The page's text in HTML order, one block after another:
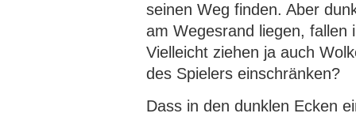
seinen Weg finden. Aber
am Wegesrand liegen, fallen
Vielleicht ziehen ja auch
des Spielers einschränken?
Dass in den dunklen Ecken